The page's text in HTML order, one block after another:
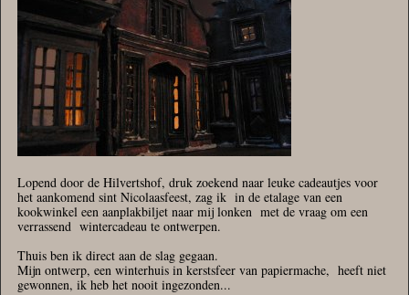
Lopend door de Hilvertshof, druk zoekend naar leuke cadeautjes voor
het aankomend sint Nicolaasfeest, zag ik in de etalage van een
kookwinkel een aanplakbiljet naar mij lonken met de vraag om een
verrassend wintercadeau te ontwerpen.
Thuis ben ik direct aan de slag gegaan.
Mijn ontwerp, een winterhuis in kerstsfeer van papiermache, heeft niet
gewonnen, ik heb het nooit ingezonden...